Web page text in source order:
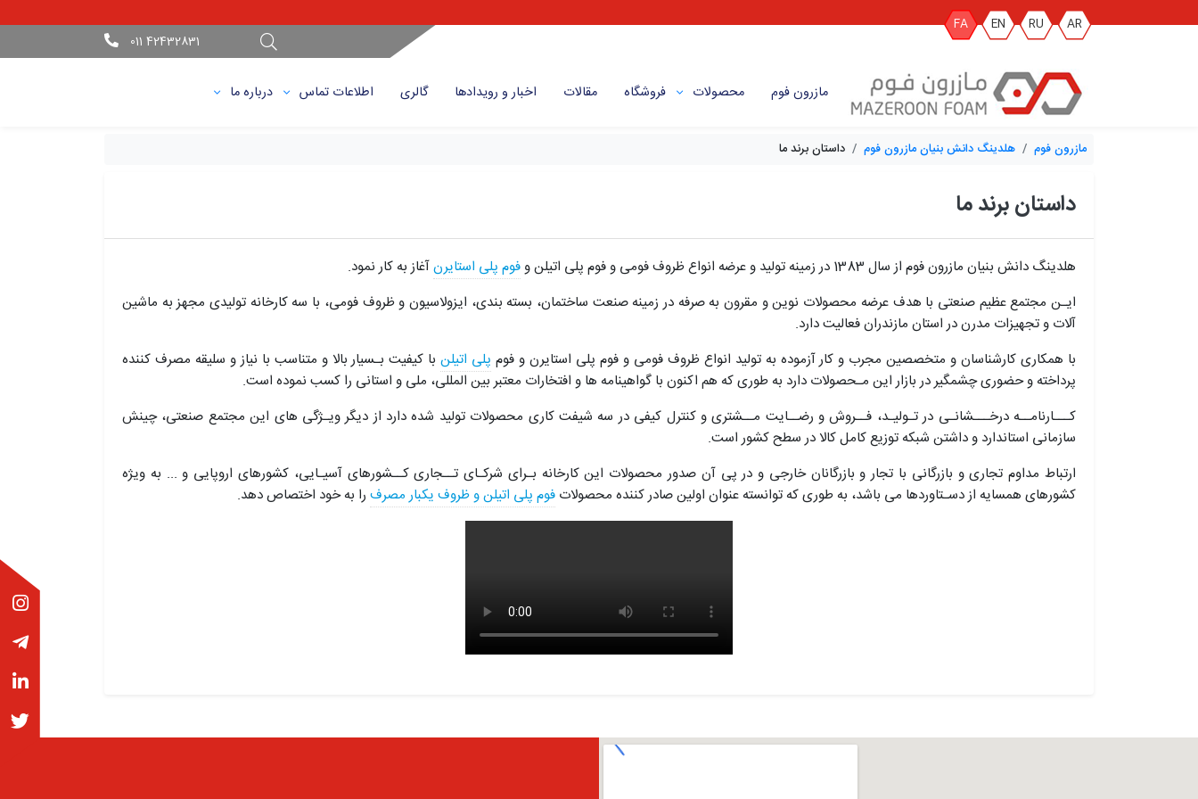
FA EN RU
AR
42432831 011
مازرون فوم محصولات فروشگاه مقالات اخبار و رویداد‌ها گالری اطلاعات تماس درباره ما
مازرون فوم هلدینگ دانش بنیان مازرون فوم داستان برند ما
داستان برند ما
هلدینگ دانش بنیان مازرون فوم از سال 1383 در زمینه تولید و عرضه انواع ظروف فومی و فوم پلی اتیلن و فوم پلی استایرنآغاز به کار نمود.
ایـن مجتمع عظیم صنعتی با هدف عرضه محصولات نوین و مقرون به صرفه در زمینه صنعت ساختمان، بسته بندی، ایزولاسیون و ظروف فومی، با سه کارخانه تولیدی مجهز به ماشین
آلات و تجهیزات مدرن در استان مازندران فعالیت دارد.
با همکاری کارشناسان و متخصصین مجرب و کار آزموده به تولید انواع ظروف فومی و فوم پلی استایرن و فوم پلی اتیلنبا کیفیت بـسیار بالا و متناسب با نیاز و سلیقه مصرف کننده
پرداخته و حضوری چشمگیر در بازار این مـحصولات دارد به طوری که هم اکنون با گواهینامه ها و افتخارات معتبر بین المللی، ملی و استانی را کسب نموده است.
کـــارنامــه درخـــشانـی در تـولیـد، فــروش و رضــایت مــشتری و کنترل کیفی در سه شیفت کاری محصولات تولید شده دارد از دیگر ویـژگی های این مجتمع صنعتی، چینش
سازمانی استاندارد و داشتن شبکه توزیع کامل کالا در سطح کشور است.
ارتباط مداوم تجاری و بازرگانی با تجار و بازرگانان خارجی و در پی آن صدور محصولات این کارخانه بـرای شرکـای تــجاری کــشورهای آسیـایی، کشورهای اروپایی و ... به ویژه
کشورهای همسایه از دسـتاوردها می باشد، به طوری که توانسته عنوان اولین صادر کننده محصولات فوم پلی اتیلن و ظروف یکبار مصرف را به خود اختصاص دهد.